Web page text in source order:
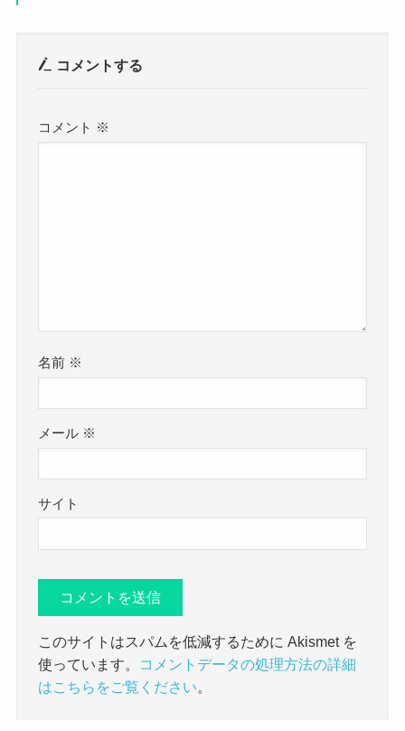
コメントする
コメント ※
名前 ※
メール ※
サイト
このサイトはスパムを低減するために Akismet を
使っています。
コメントデータの処理方法の詳細
はこちらをご覧ください。